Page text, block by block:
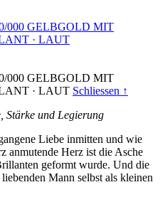
000 GELBGOLD MIT
· LAUT
000 GELBGOLD MIT
· LAUT Schliessen ↑
Stärke und Legierung
Liebe inmitten und wie
anmutende Herz ist die Asche
geformt wurde. Und die
Mann selbst als kleinen